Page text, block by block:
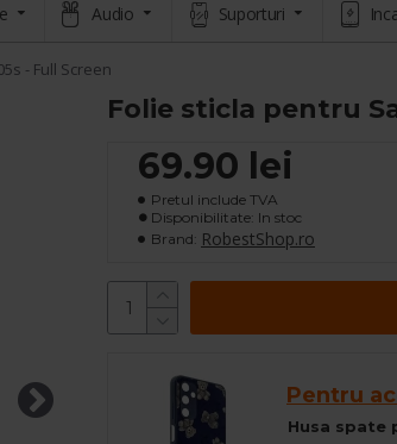
Audio Suporturi
- Full Screen
Folie sticla pentru
69.90 lei
Pretul include TVA
Disponibilitate: In stoc
Brand: RobestShop.ro
Pentru
Husa spate